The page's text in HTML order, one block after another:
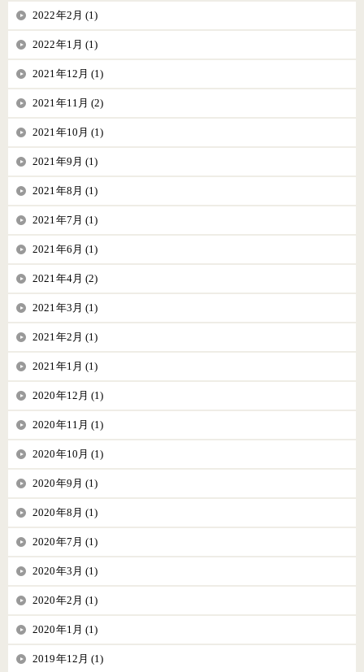
2022年2月 (1)
2022年1月 (1)
2021年12月 (1)
2021年11月 (2)
2021年10月 (1)
2021年9月 (1)
2021年8月 (1)
2021年7月 (1)
2021年6月 (1)
2021年4月 (2)
2021年3月 (1)
2021年2月 (1)
2021年1月 (1)
2020年12月 (1)
2020年11月 (1)
2020年10月 (1)
2020年9月 (1)
2020年8月 (1)
2020年7月 (1)
2020年3月 (1)
2020年2月 (1)
2020年1月 (1)
2019年12月 (1)